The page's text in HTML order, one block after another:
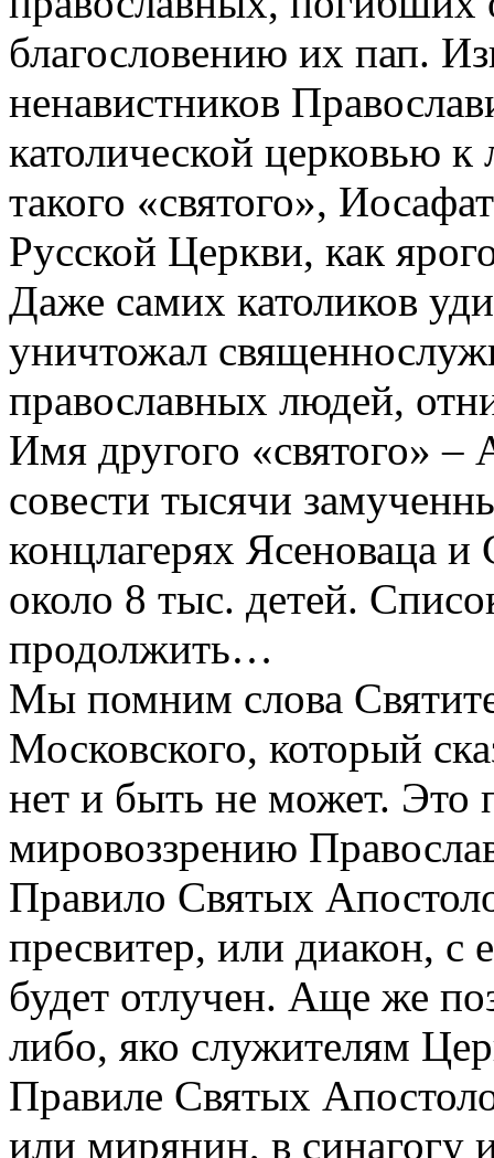
благословению их пап.
ненавистников
католической церковью
такого «святого»,
Русской Церкви, как
Даже самих католиков
уничтожал
православных людей,
Имя другого «святого» –
совести тысячи
концлагерях Ясеноваца
около 8 тыс. детей.
продолжить…
Мы помним слова
Московского, который
нет и быть не может. Это
мировоззрению
Правило Святых
пресвитер, или диакон, с
будет отлучен. Аще же
либо, яко служителям
Правиле Святых
или мирянин, в синагогу